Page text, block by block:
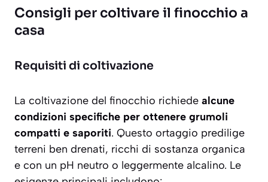
Consigli per coltivare il finocchio a
casa
Requisiti di coltivazione
La coltivazione del finocchio richiede alcune
condizioni specifiche per ottenere grumoli
compatti e saporiti. Questo ortaggio predilige
terreni ben drenati, ricchi di sostanza organica
e con un pH neutro o leggermente alcalino. Le